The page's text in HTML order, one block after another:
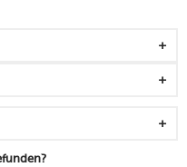
Griff